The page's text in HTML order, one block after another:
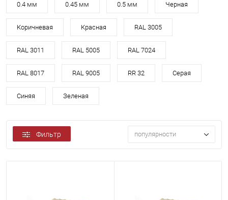
0.4 мм 0.45 мм 0.5 мм Черная
Коричневая Красная RAL 3005
RAL 3011 RAL 5005 RAL 7024
RAL 8017 RAL 9005 RR 32 Серая
Синяя Зеленая
Фильтр популярности